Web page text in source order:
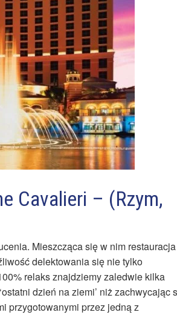
Cavalieri – (Rzym,
Mieszcząca się w nim restauracja
delektowania się nie tylko
relaks znajdziemy zaledwie kilka
dzień na ziemi’ niż zachwycając
przygotowanymi przez jedną z